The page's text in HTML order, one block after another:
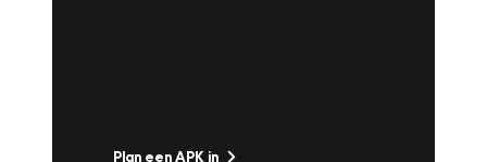
Plan een APK in